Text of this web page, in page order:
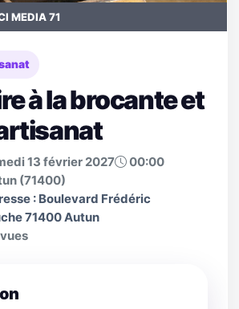
MEDIA 71
à la brocante et
13 février 2027
00:00
(71400)
: Boulevard Frédéric
71400 Autun